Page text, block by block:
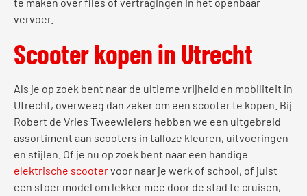
vervoer.
Scooter kopen in Utrecht
Als je op zoek bent naar de ultieme vrijheid en mobiliteit in
Utrecht, overweeg dan zeker om een scooter te kopen. Bij
Robert de Vries Tweewielers hebben we een uitgebreid
assortiment aan scooters in talloze kleuren, uitvoeringen
en stijlen. Of je nu op zoek bent naar een handige
elektrische scootervoor naar je werk of school, of juist
een stoer model om lekker mee door de stad te cruisen,